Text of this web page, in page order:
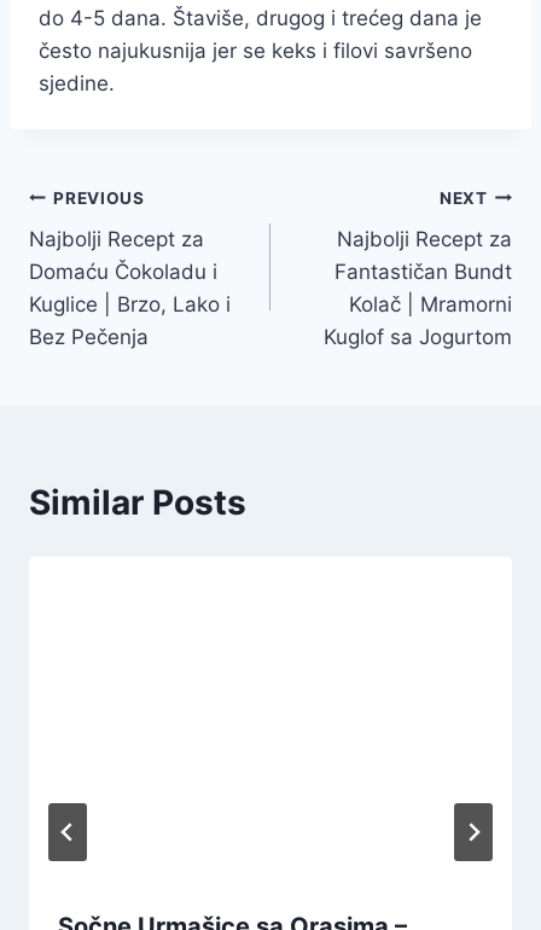
do 4-5 dana. Štaviše, drugog i trećeg dana je
često najukusnija jer se keks i filovi savršeno
sjedine.
Post
navigation
PREVIOUS
Najbolji Recept za
Domaću Čokoladu i
Kuglice | Brzo, Lako i
Bez Pečenja
NEXT
Najbolji Recept za
Fantastičan Bundt
Kolač | Mramorni
Kuglof sa Jogurtom
Similar Posts